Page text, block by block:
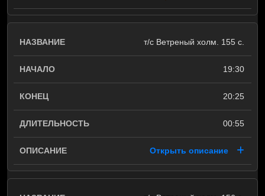
т/с Ветреный холм. 155 с.
19:30
20:25
00:55
Открыть описание